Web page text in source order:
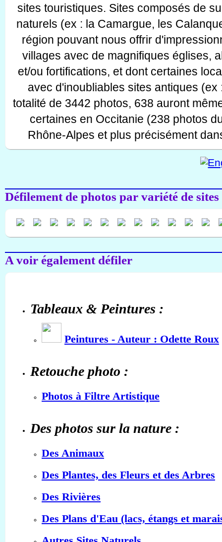
sites touristiques. Sites composés de
naturels (ex : la Camargue, les
région pouvant nous offrir
villages avec de magnifiques églises,
et/ou fortifications, et dont certaines
avec d'inoubliables sites antiques
totalité de 3442 photos, 638 auront
certaines en Occitanie (238 photos
Rhône-Alpes et plus précisément
Défilement de photos par variété de
A voir également défiler
Tableaux & Peintures :
Peintures - Auteur : Odette Roux
Retouche photo :
Photos à Filtre Artistique
Des photos sur la nature :
Des Animaux
Des Plantes, des Fleurs et des Arbres
Des Rivières
Des Plans d'Eau (lacs, étangs et